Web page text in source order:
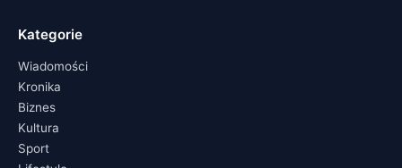
Kategorie
Wiadomości
Kronika
Biznes
Kultura
Sport